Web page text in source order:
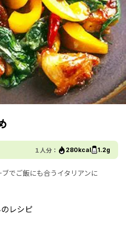
１人分： 280kcal 1.2g
でご飯にも合うイタリアンに
レシピ